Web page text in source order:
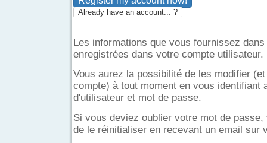
Already have an account... ?
Les informations que vous fournissez
enregistrées dans votre compte utilisateur.
Vous aurez la possibilité de les modifier
compte) à tout moment en vous identifiant
d'utilisateur et mot de passe.
Si vous deviez oublier votre mot de
de le réinitialiser en recevant un email sur